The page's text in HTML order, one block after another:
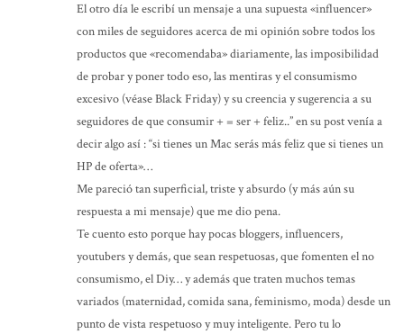
El otro día le escribí un mensaje a una supuesta «influencer»
con miles de seguidores acerca de mi opinión sobre todos los
productos que «recomendaba» diariamente, las imposibilidad
de probar y poner todo eso, las mentiras y el consumismo
excesivo (véase Black Friday) y su creencia y sugerencia a su
seguidores de que consumir + = ser + feliz..” en su post venía a
decir algo así : “si tienes un Mac serás más feliz que si tienes un
HP de oferta»…
Me pareció tan superficial, triste y absurdo (y más aún su
respuesta a mi mensaje) que me dio pena.
Te cuento esto porque hay pocas bloggers, influencers,
youtubers y demás, que sean respetuosas, que fomenten el no
consumismo, el Diy… y además que traten muchos temas
variados (maternidad, comida sana, feminismo, moda) desde un
punto de vista respetuoso y muy inteligente. Pero tu lo